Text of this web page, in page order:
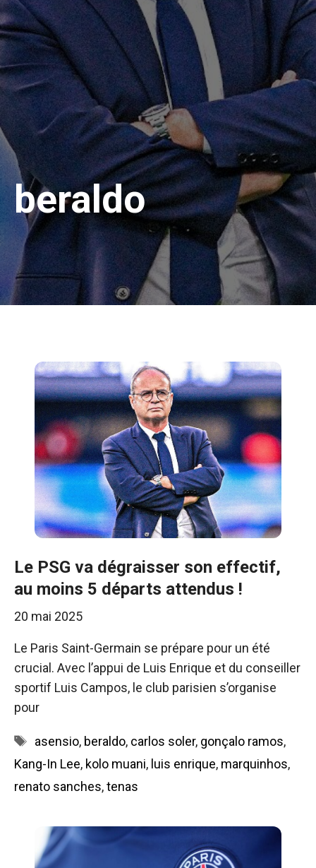
beraldo
Le PSG va dégraisser son effectif,
au moins 5 départs attendus !
20 mai 2025
Le Paris Saint-Germain se prépare pour un été
crucial. Avec l’appui de Luis Enrique et du conseiller
sportif Luis Campos, le club parisien s’organise
pour
Étiquettes
asensio, beraldo, carlos soler, gonçalo ramos,
Kang-In Lee, kolo muani, luis enrique, marquinhos,
renato sanches,tenas